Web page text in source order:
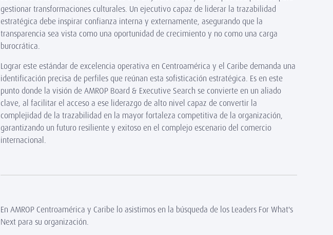
gestionar transformaciones culturales. Un ejecutivo capaz de liderar la trazabilidad
estratégica debe inspirar confianza interna y externamente, asegurando que la
transparencia sea vista como una oportunidad de crecimiento y no como una carga
burocrática.
Lograr este estándar de excelencia operativa en Centroamérica y el Caribe demanda una
identificación precisa de perfiles que reúnan esta sofisticación estratégica. Es en este
punto donde la visión de AMROP Board & Executive Search se convierte en un aliado
clave, al facilitar el acceso a ese liderazgo de alto nivel capaz de convertir la
complejidad de la trazabilidad en la mayor fortaleza competitiva de la organización,
garantizando un futuro resiliente y exitoso en el complejo escenario del comercio
internacional.
En AMROP Centroamérica y Caribe lo asistimos en la búsqueda de los Leaders For What's
Next para su organización.